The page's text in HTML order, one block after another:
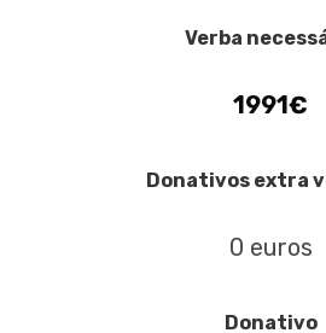
Verba
1991€
Donativos extra
0 euros
Donativo